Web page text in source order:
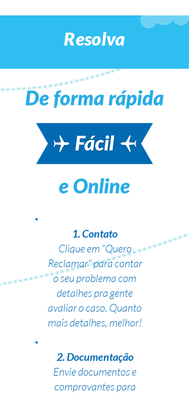
Resolva
1. Contato
Clique em "Quero
Reclamar" para contar
o seu problema com
detalhes pra gente
avaliar o caso. Quanto
mais detalhes, melhor!
2. Documentação
Envie documentos e
comprovantes para